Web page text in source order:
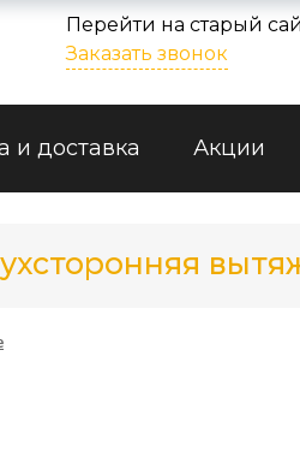
Перейти на старый
Заказать звонок
и доставка Акции